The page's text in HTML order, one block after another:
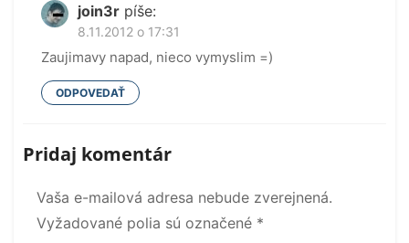
join3r píše:
8.11.2012 o 17:31
Zaujimavy napad, nieco vymyslim =)
ODPOVEDAŤ
Pridaj komentár
Vaša e-mailová adresa nebude zverejnená.
Vyžadované polia sú označené *